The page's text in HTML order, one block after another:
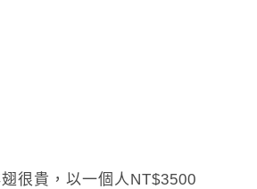
很貴，以一個人NT$3500